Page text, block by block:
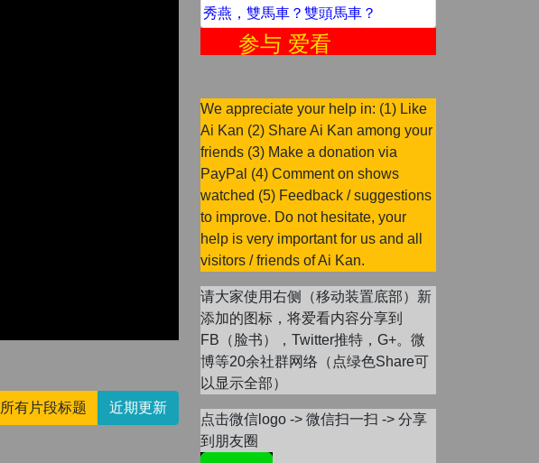
所有片段标题 近期更新
秀燕，雙馬車？雙頭馬車？
参与 爱看
We appreciate your help in: (1) Like
Ai Kan (2) Share Ai Kan among your
friends (3) Make a donation via
PayPal (4) Comment on shows
watched (5) Feedback / suggestions
to improve. Do not hesitate, your
help is very important for us and all
visitors / friends of Ai Kan.
请大家使用右侧（移动装置底部）新
添加的图标，将爱看内容分享到
FB（脸书），Twitter推特，G+。微
博等20余社群网络（点绿色Share可
以显示全部）
点击微信logo -> 微信扫一扫 -> 分享
到朋友圈